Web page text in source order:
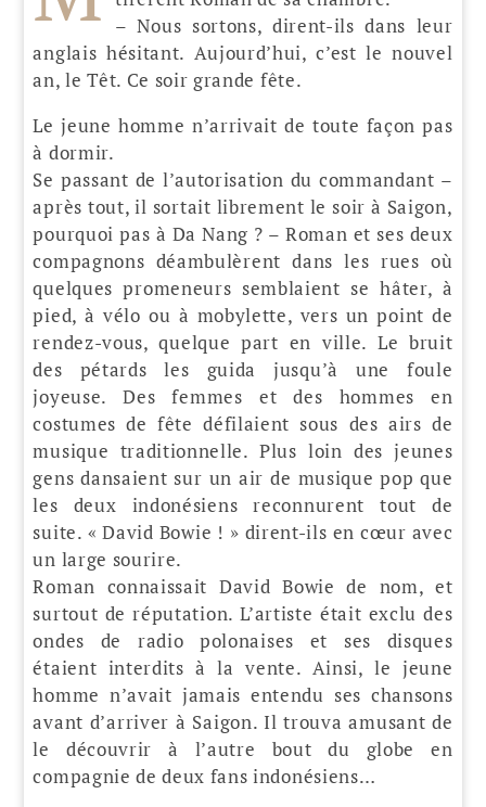
– Nous sortons, dirent-ils dans leur
anglais hésitant. Aujourd’hui, c’est le nouvel
an, le Têt. Ce soir grande fête.
Le jeune homme n’arrivait de toute façon pas
à dormir.
Se passant de l’autorisation du commandant –
après tout, il sortait librement le soir à Saigon,
pourquoi pas à Da Nang ? – Roman et ses deux
compagnons déambulèrent dans les rues où
quelques promeneurs semblaient se hâter, à
pied, à vélo ou à mobylette, vers un point de
rendez-vous, quelque part en ville. Le bruit
des pétards les guida jusqu’à une foule
joyeuse. Des femmes et des hommes en
costumes de fête défilaient sous des airs de
musique traditionnelle. Plus loin des jeunes
gens dansaient sur un air de musique pop que
les deux indonésiens reconnurent tout de
suite. « David Bowie ! » dirent-ils en cœur avec
un large sourire.
Roman connaissait David Bowie de nom, et
surtout de réputation. L’artiste était exclu des
ondes de radio polonaises et ses disques
étaient interdits à la vente. Ainsi, le jeune
homme n’avait jamais entendu ses chansons
avant d’arriver à Saigon. Il trouva amusant de
le découvrir à l’autre bout du globe en
compagnie de deux fans indonésiens…